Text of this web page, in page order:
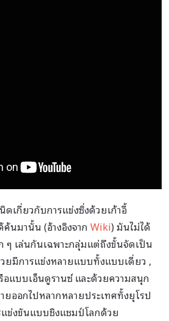
เกี่ยวกับการแข่งซิ่งด้วยเก้าอี้
นมานั้น (อ้างอิงจากWiki) มันไม่ได้
ๆ เล่นกันเฉพาะกลุ่มแต่ถึงขั้นจัดเป็น
ยมีการแข่งหลายแบบทั้งแบบเดี่ยว ,
แบบเอ็นดูรานซ์ และด้วยความสนุก
ออกไปหลากหลายประเทศทั้งยุโรป
แข่งขันแบบชิงแชมป์โลกด้วย